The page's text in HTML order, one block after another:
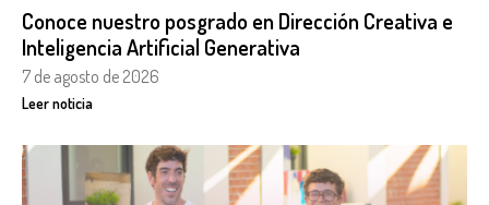
Conoce nuestro posgrado en Dirección Creativa e
Inteligencia Artificial Generativa
7 de agosto de 2026
Leer noticia